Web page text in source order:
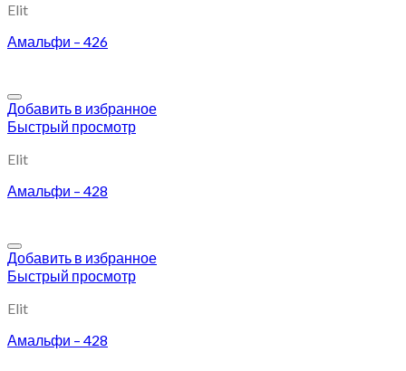
Elit
Амальфи – 426
Добавить в избранное
Быстрый просмотр
Elit
Амальфи – 428
Добавить в избранное
Быстрый просмотр
Elit
Амальфи – 428